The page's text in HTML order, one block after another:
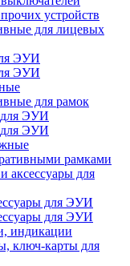
устройств
для лицевых
ЭУИ
ЭУИ
для рамок
ЭУИ
ЭУИ
рамками
аксессуары для
для ЭУИ
для ЭУИ
индикации
ключ-карты для